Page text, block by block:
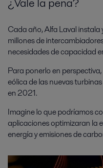
Cada año, Alfa Laval
millones de
necesidades de capacidad
Para ponerlo en
eólica de las nuevas
en 2021.
Imagine lo que podríamos
aplicaciones optimizaran la
energía y emisiones de